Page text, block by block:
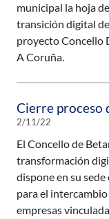
municipal la hoja
transición digital
proyecto Concello
A Coruña.
Cierre proceso
2/11/22
El Concello de
transformación
dispone en su
para el
empresas